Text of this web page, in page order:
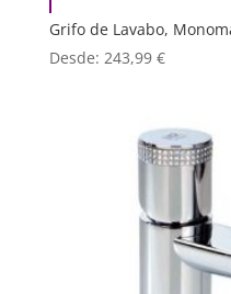
Grifo de Lavabo,
Desde: 243,99 €